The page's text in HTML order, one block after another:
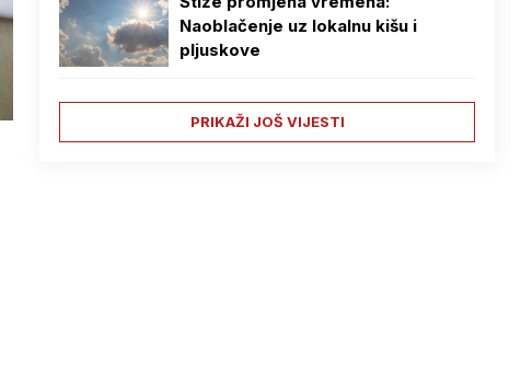
Naoblačenje uz lokalnu kišu i
pljuskove
PRIKAŽI JOŠ VIJESTI